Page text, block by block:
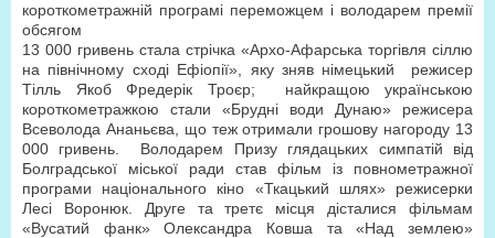
короткометражній програмі переможцем і володарем премії
обсягом
13 000 гривень стала стрічка «Архо-Афарська торгівля сіллю
на північному сході Ефіопії», яку зняв німецький режисер
Тілль Якоб Фредерік Троєр; найкращою українською
короткометражкою стали «Брудні води Дунаю» режисера
Всеволода Ананьєва, що теж отримали грошову нагороду 13
000 гривень. Володарем Призу глядацьких симпатій від
Болградської міської ради став фільм із повнометражної
програми національного кіно «Ткацький шлях» режисерки
Лесі Воронюк. Друге та третє місця дісталися фільмам
«Вусатий фанк» Олександра Ковша та «Над землею»